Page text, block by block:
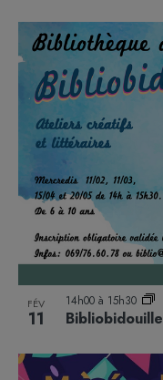
FÉV
11 Bibliobidouille
14h00 à 15h30